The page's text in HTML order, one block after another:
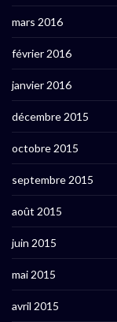
mars 2016
février 2016
janvier 2016
décembre 2015
octobre 2015
septembre 2015
août 2015
juin 2015
mai 2015
avril 2015